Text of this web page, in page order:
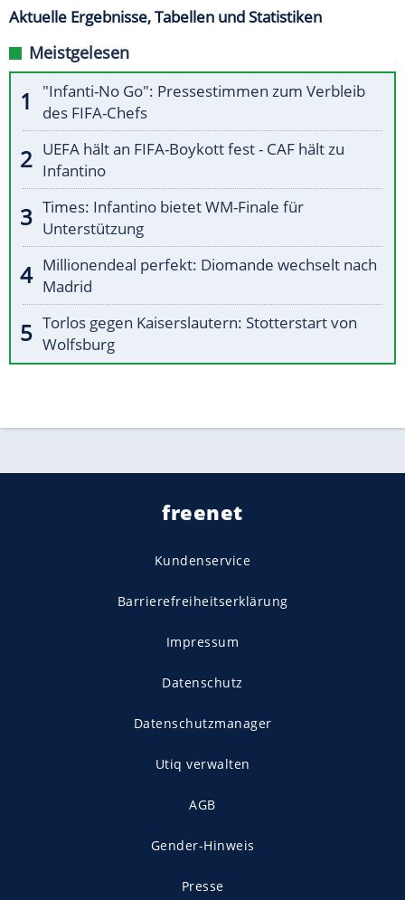
Aktuelle Ergebnisse, Tabellen und Statistiken
Meistgelesen
"Infanti-No Go": Pressestimmen zum Verbleib
des FIFA-Chefs
UEFA hält an FIFA-Boykott fest - CAF hält zu
Infantino
Times: Infantino bietet WM-Finale für
Unterstützung
Millionendeal perfekt: Diomande wechselt nach
Madrid
Torlos gegen Kaiserslautern: Stotterstart von
Wolfsburg
freenet
Kundenservice
Barrierefreiheitserklärung
Impressum
Datenschutz
Datenschutzmanager
Utiq verwalten
AGB
Gender-Hinweis
Presse